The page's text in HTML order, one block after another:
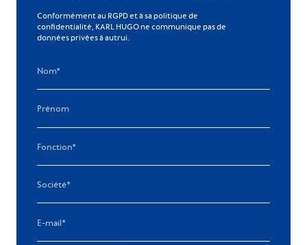
Conformément au RGPD et à sa politique de
confidentialité, KARL HUGO ne communique pas de
données privées à autrui.